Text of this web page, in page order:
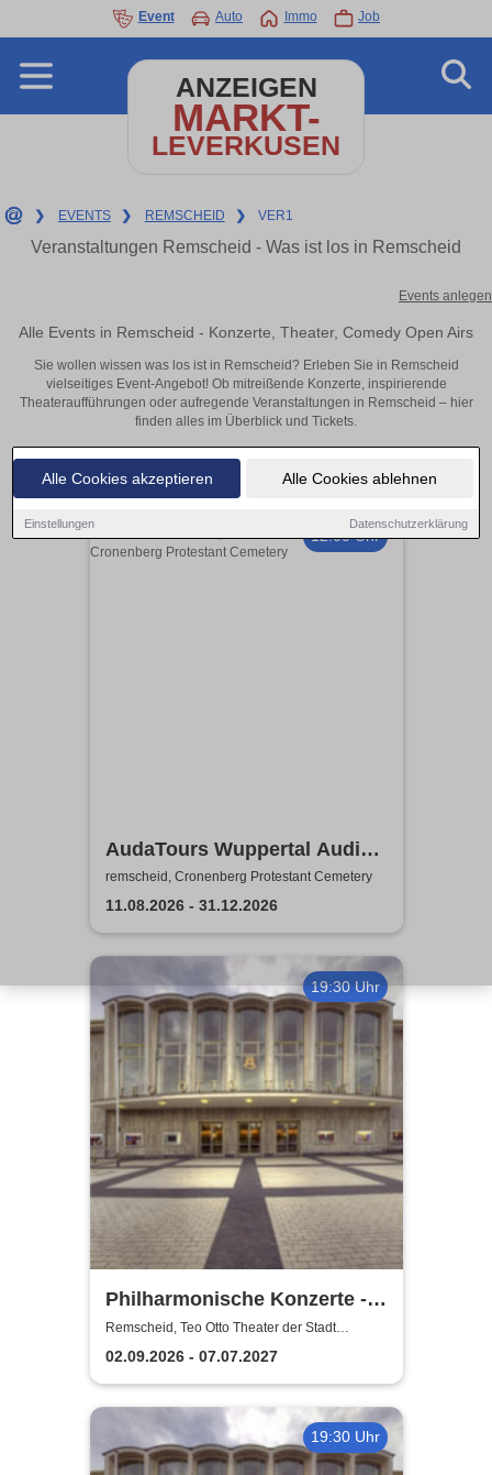
Alle Cookies akzeptieren Alle Cookies ablehnen
Einstellungen Datenschutzerklärung
Event Auto Immo Job
ANZEIGEN
MARKT-
LEVERKUSEN
❯ EVENTS ❯ REMSCHEID ❯ VER1
Veranstaltungen Remscheid - Was ist los in Remscheid
Events anlegen
Alle Events in Remscheid - Konzerte, Theater, Comedy Open Airs
Sie wollen wissen was los ist in Remscheid? Erleben Sie in Remscheid
vielseitiges Event-Angebot! Ob mitreißende Konzerte, inspirierende
Theateraufführungen oder aufregende Veranstaltungen in Remscheid – hier
finden alles im Überblick und Tickets.
12:00 Uhr
AudaTours Wuppertal Audio-
Tour: Cronenberger
Chroniken – Industrie, Glaube
und Erbe
remscheid, Cronenberg Protestant Cemetery
11.08.2026 - 31.12.2026
19:30 Uhr
Philharmonische Konzerte -
Teo Otto Theater der Stadt
Remscheid
Remscheid, Teo Otto Theater der Stadt
Remscheid
02.09.2026 - 07.07.2027
19:30 Uhr